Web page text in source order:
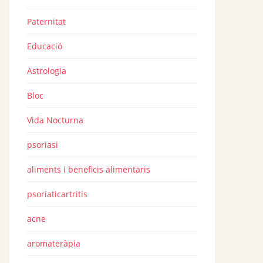
Paternitat
Educació
Astrologia
Bloc
Vida Nocturna
psoriasi
aliments i beneficis alimentaris
psoriaticartritis
acne
aromateràpia